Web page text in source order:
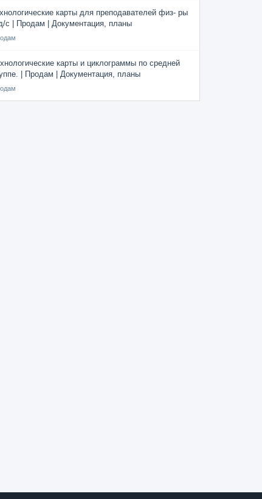
карты для преподавателей физ- ры
с | Продам | Документация, планы
карты и циклограммы по средней
| Продам | Документация, планы